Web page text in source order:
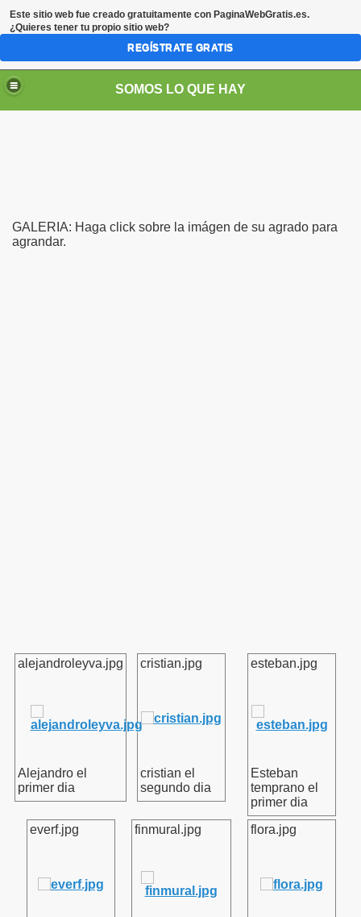
SOMOS LO QUE HAY
GALERIA: Haga click sobre la imágen de su agrado para
agrandar.
alejandroleyva.jpg
Alejandro el
primer dia
cristian.jpg
cristian el
segundo dia
esteban.jpg
Esteban
temprano el
primer dia
everf.jpg
finmural.jpg flora.jpg
Este sitio web fue creado gratuitamente con PaginaWebGratis.es.
¿Quieres tener tu propio sitio web?
REGÍSTRATE GRATIS